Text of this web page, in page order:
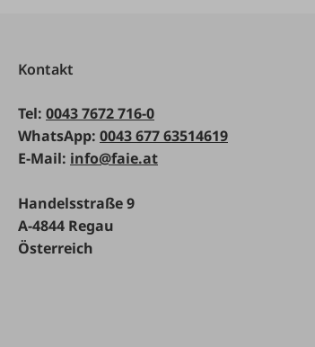
Kontakt
Tel: 0043 7672 716-0
WhatsApp: 0043 677 63514619
E-Mail: info@faie.at
Handelsstraße 9
A-4844 Regau
Österreich